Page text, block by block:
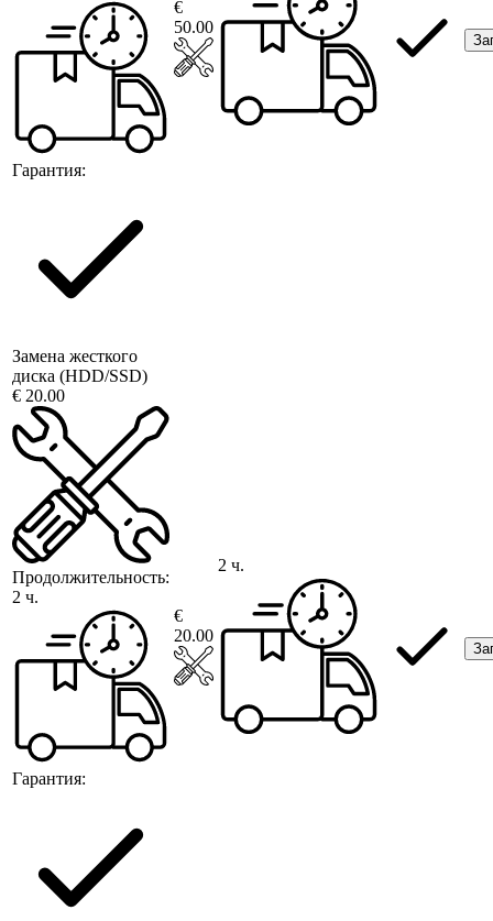
Гарантия:
€
50.00
Замена жесткого
диска (HDD/SSD)
€ 20.00
Продолжительность:
2 ч.
Гарантия:
€
20.00
2 ч.